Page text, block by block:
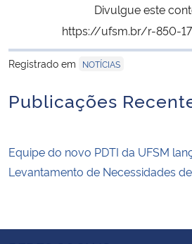
Divulgue este
https://ufsm.br/r-850-
Registrado em
NOTÍCIAS
Publicações
Equipe do novo PDTI da UFSM
Levantamento de Necessidades